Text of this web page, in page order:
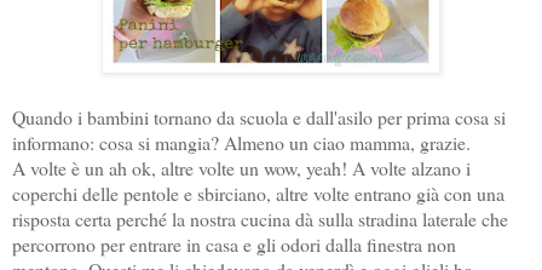
Quando i bambini tornano da scuola e dall'asilo per prima cosa si
informano: cosa si mangia? Almeno un ciao mamma, grazie.
A volte è un ah ok, altre volte un wow, yeah! A volte alzano i
coperchi delle pentole e sbirciano, altre volte entrano già con una
risposta certa perché la nostra cucina dà sulla stradina laterale che
percorrono per entrare in casa e gli odori dalla finestra non